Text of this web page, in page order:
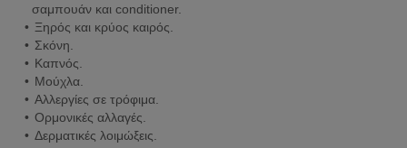
σαμπουάν και conditioner.
Ξηρός και κρύος καιρός.
Σκόνη.
Καπνός.
Μούχλα.
Αλλεργίες σε τρόφιμα.
Ορμονικές αλλαγές.
Δερματικές λοιμώξεις.